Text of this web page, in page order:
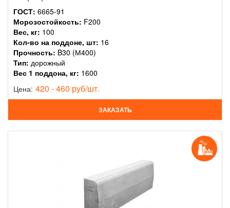
ГОСТ: 6665-91
Морозостойкость: F200
Вес, кг: 100
Кол-во на поддоне, шт: 16
Прочность: B30 (М400)
Тип: дорожный
Вес 1 поддона, кг: 1600
Цена: 420 - 460 руб/шт.
ЗАКАЗАТЬ